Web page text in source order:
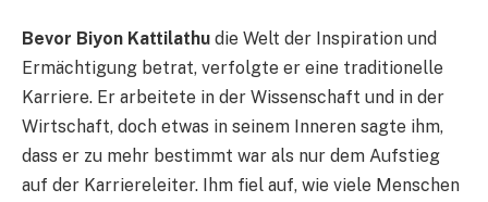
Bevor Biyon Kattilathu die Welt der Inspiration und
Ermächtigung betrat, verfolgte er eine traditionelle
Karriere. Er arbeitete in der Wissenschaft und in der
Wirtschaft, doch etwas in seinem Inneren sagte ihm,
dass er zu mehr bestimmt war als nur dem Aufstieg
auf der Karriereleiter. Ihm fiel auf, wie viele Menschen